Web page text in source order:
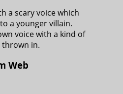
a scary voice which
a younger villain.
voice with a kind of
in.
Web